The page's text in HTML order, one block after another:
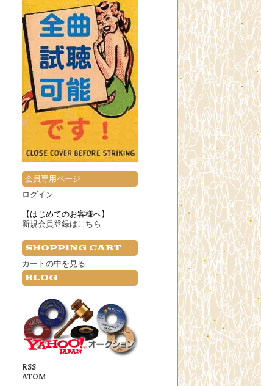
会員専用ページ
ログイン
【はじめてのお客様へ】
新規会員登録はこちら
SHOPPING CART
カートの中を見る
BLOG
RSS
ATOM